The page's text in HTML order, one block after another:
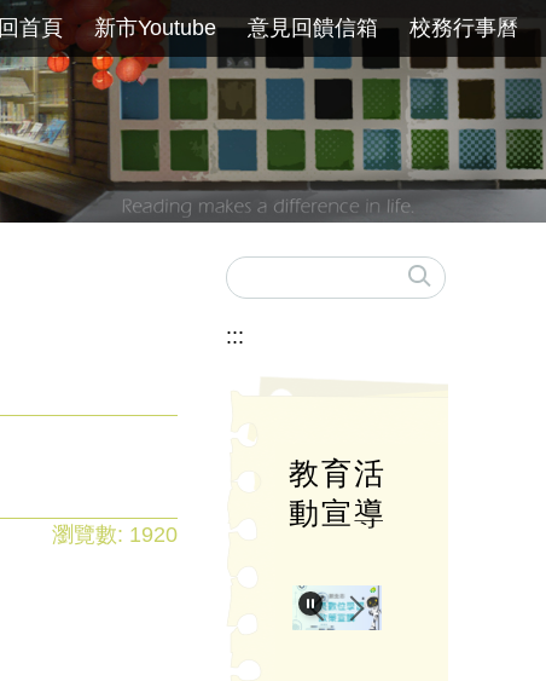
回首頁 新市Youtube 意見回饋信箱 校務行事曆
瀏覽數: 1920
:::
教育活
動宣導